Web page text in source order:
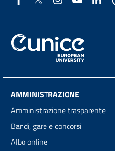
AMMINISTRAZIONE
Amministrazione trasparente
Bandi, gare e concorsi
Albo online